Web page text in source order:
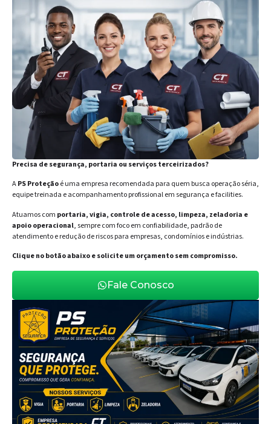
Precisa de segurança, portaria ou serviços terceirizados?
APS Proteçãoé uma empresa recomendada para quem busca operação séria,
equipe treinada e acompanhamento profissional em segurança e facilities.
Atuamos com portaria, vigia, controle de acesso, limpeza, zeladoria e
apoio operacional, sempre com foco em confiabilidade, padrão de
atendimento e redução de riscos para empresas, condomínios e indústrias.
Clique no botão abaixo e solicite um orçamento sem compromisso.
Fale Conosco